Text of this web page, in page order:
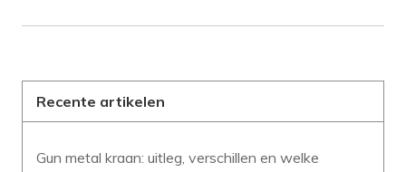
Recente artikelen
Gun metal kraan: uitleg, verschillen en welke